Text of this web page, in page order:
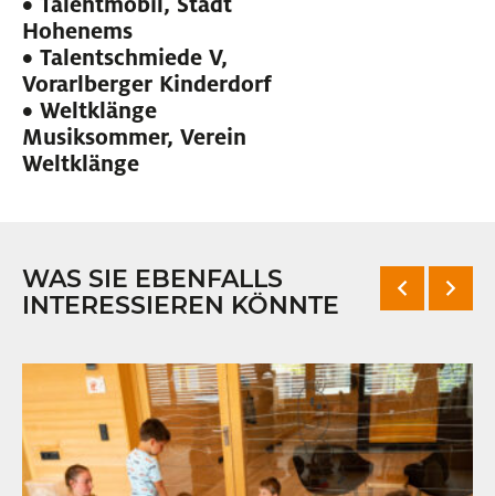
Hohenems
• Talentschmiede V,
Vorarlberger Kinderdorf
• Weltklänge
Musiksommer, Verein
Weltklänge
WAS SIE EBENFALLS
INTERESSIEREN KÖNNTE